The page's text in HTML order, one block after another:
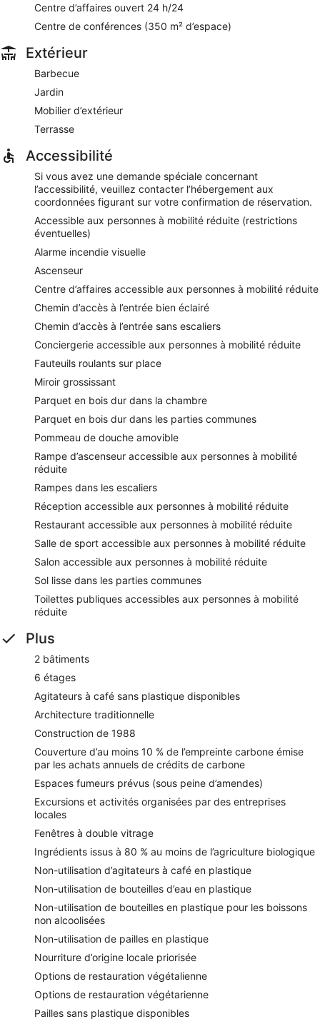
au bar. Un menu enfant est proposé. Ouvert certains jours.
cocktails sert des plats légers. Ouvert certains jours.
Un service d'étage (horaires limités) est disponible pour des
repas tardifs.
Centre d’affaires ouvert 24 h/24
Centre de conférences (350 m² d’espace)
Extérieur
Barbecue
Jardin
Mobilier d’extérieur
Terrasse
Accessibilité
Si vous avez une demande spéciale concernant
l’accessibilité, veuillez contacter l’hébergement aux
coordonnées figurant sur votre confirmation de réservation.
Accessible aux personnes à mobilité réduite (restrictions
éventuelles)
Alarme incendie visuelle
Ascenseur
Centre d’affaires accessible aux personnes à mobilité réduite
Chemin d’accès à l’entrée bien éclairé
Chemin d’accès à l’entrée sans escaliers
Conciergerie accessible aux personnes à mobilité réduite
Fauteuils roulants sur place
Miroir grossissant
Parquet en bois dur dans la chambre
Parquet en bois dur dans les parties communes
Pommeau de douche amovible
Rampe d’ascenseur accessible aux personnes à mobilité
réduite
Rampes dans les escaliers
Réception accessible aux personnes à mobilité réduite
Restaurant accessible aux personnes à mobilité réduite
Salle de sport accessible aux personnes à mobilité réduite
Salon accessible aux personnes à mobilité réduite
Sol lisse dans les parties communes
Toilettes publiques accessibles aux personnes à mobilité
réduite
Plus
2 bâtiments
6 étages
Agitateurs à café sans plastique disponibles
Architecture traditionnelle
Construction de 1988
Couverture d’au moins 10 % de l’empreinte carbone émise
par les achats annuels de crédits de carbone
Espaces fumeurs prévus (sous peine d’amendes)
Excursions et activités organisées par des entreprises
locales
Fenêtres à double vitrage
Ingrédients issus à 80 % au moins de l’agriculture biologique
Non-utilisation d’agitateurs à café en plastique
Non-utilisation de bouteilles d’eau en plastique
Non-utilisation de bouteilles en plastique pour les boissons
non alcoolisées
Non-utilisation de pailles en plastique
Nourriture d’origine locale priorisée
Options de restauration végétalienne
Options de restauration végétarienne
Pailles sans plastique disponibles